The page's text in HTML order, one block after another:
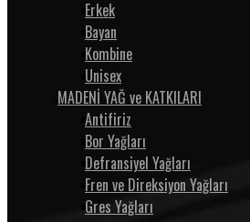
Erkek
Bayan
Kombine
Unisex
MADENİ YAĞ ve KATKILARI
Antifiriz
Bor Yağları
Defransiyel Yağları
Fren ve Direksiyon Yağları
Gres Yağları